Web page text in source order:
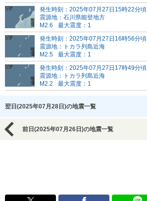
発生時刻：2025年07月27日15時22分頃
震源地：石川県能登地方
M2.6
最大震度：1
発生時刻：2025年07月27日16時56分頃
震源地：トカラ列島近海
M2.5
最大震度：1
発生時刻：2025年07月27日17時49分頃
震源地：トカラ列島近海
M2.2
最大震度：1
翌日(2025年07月28日)の地震一覧
前日(2025年07月26日)の地震一覧